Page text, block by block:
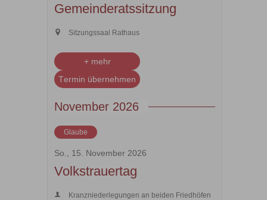
Gemeinderatssitzung
Sitzungssaal Rathaus
+ mehr
Termin übernehmen
November 2026
So., 15. November 2026
Volkstrauertag
Kranzniederlegungen an beiden Friedhöfen
Glaube